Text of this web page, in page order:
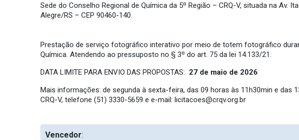
Sede do Conselho Regional de Química da 5º Região – CRQ-V, situada na Av.
Alegre/RS – CEP 90460-140.
Prestação de serviço fotográfico interativo por meio de totem fotográfico
Química. Atendendo ao pressuposto no § 3º do art. 75 da lei 14.133/21.
DATA LIMITE PARA ENVIO DAS PROPOSTAS: 27 de maio de 2026
Mais informações: de segunda à sexta-feira, das 09 horas às 11h30min e das
CRQ-V, telefone (51) 3330-5659 e e-mail:licitacoes@crqv.org.br
Vencedor: